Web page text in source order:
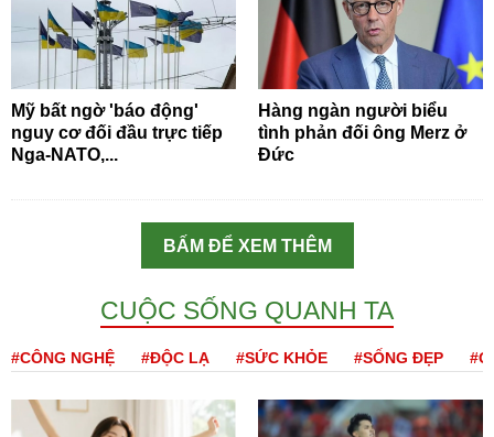
Mỹ bất ngờ 'báo động'
nguy cơ đối đầu trực tiếp
Nga-NATO,...
Hàng ngàn người biểu
tình phản đối ông Merz ở
Đức
BẤM ĐỂ XEM THÊM
CUỘC SỐNG QUANH TA
#CÔNG NGHỆ #ĐỘC LẠ #SỨC KHỎE #SỐNG ĐẸP